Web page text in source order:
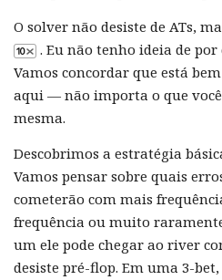
O solver não desiste de ATs,
. Eu não tenho ideia de por
Vamos concordar que está
aqui — não importa o que
mesma.
Descobrimos a estratégia
Vamos pensar sobre quais
cometerão com mais
frequência ou muito
um ele pode chegar ao river
desiste pré-flop. Em uma 3-